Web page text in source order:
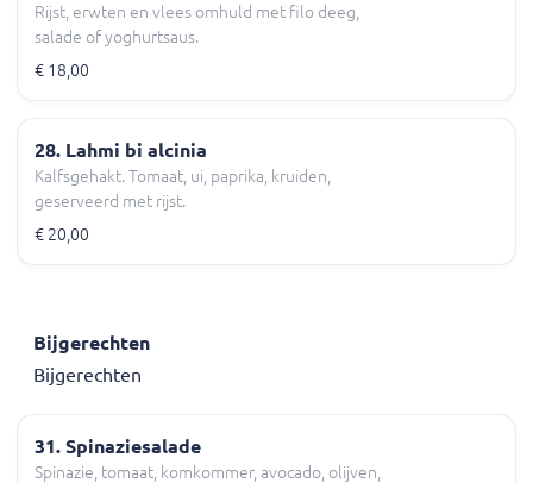
Rijst, erwten en vlees omhuld met filo deeg,
salade of yoghurtsaus.
€ 18,00
28. Lahmi bi alcinia
Kalfsgehakt. Tomaat, ui, paprika, kruiden,
geserveerd met rijst.
€ 20,00
Bijgerechten
Bijgerechten
31. Spinaziesalade
Spinazie, tomaat, komkommer, avocado, olijven,